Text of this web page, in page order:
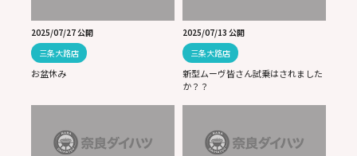
2025/07/27 公開
三条大路店
お盆休み
2025/07/13 公開
三条大路店
新型ムーヴ皆さん試乗はされました
か？？